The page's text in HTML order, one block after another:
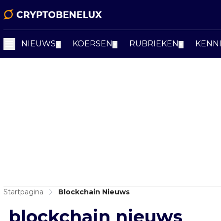
NIEUWS KOERSEN RUBRIEKEN
Startpagina Blockchain Nieuws
blockchain nieuws